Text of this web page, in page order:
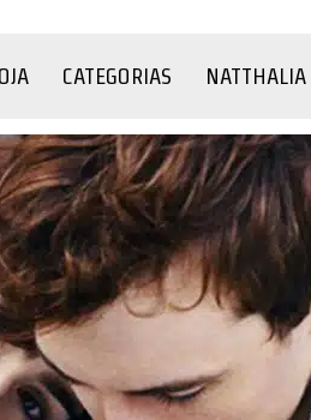
CATEGORIAS NATTHALIA